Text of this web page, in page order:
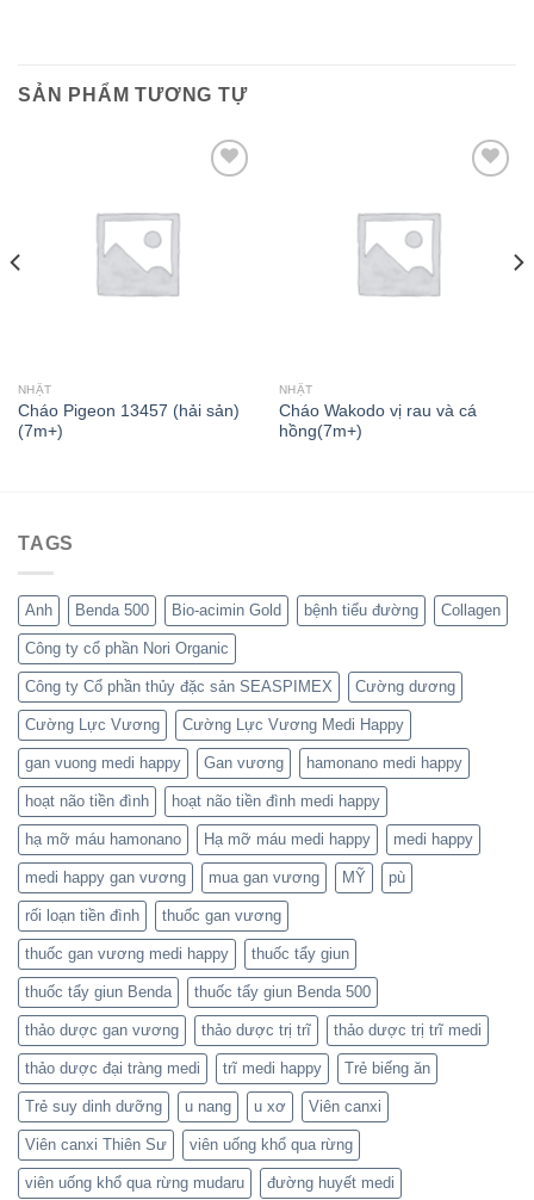
SẢN PHẨM TƯƠNG TỰ
Add to wishlist
NHẬT
Cháo Pigeon 13457 (hải sản)
(7m+)
Add to wishlist
NHẬT
Cháo Wakodo vị rau và cá
hồng(7m+)
TAGS
Anh Benda 500 Bio-acimin Gold bệnh tiểu đường Collagen
Công ty cổ phần Nori Organic
Công ty Cổ phần thủy đặc sản SEASPIMEX Cường dương
Cường Lực Vương Cường Lực Vương Medi Happy
gan vuong medi happy Gan vương hamonano medi happy
hoạt não tiền đình hoạt não tiền đình medi happy
hạ mỡ máu hamonano Hạ mỡ máu medi happy medi happy
medi happy gan vương mua gan vương MỸ pù
rối loạn tiền đình thuốc gan vương
thuốc gan vương medi happy thuốc tẩy giun
thuốc tẩy giun Benda thuốc tẩy giun Benda 500
thảo dược gan vương thảo dược trị trĩ thảo dược trị trĩ medi
thảo dược đại tràng medi trĩ medi happy Trẻ biếng ăn
Trẻ suy dinh dưỡng u nang u xơ Viên canxi
Viên canxi Thiên Sư viên uống khổ qua rừng
viên uống khổ qua rừng mudaru đường huyết medi